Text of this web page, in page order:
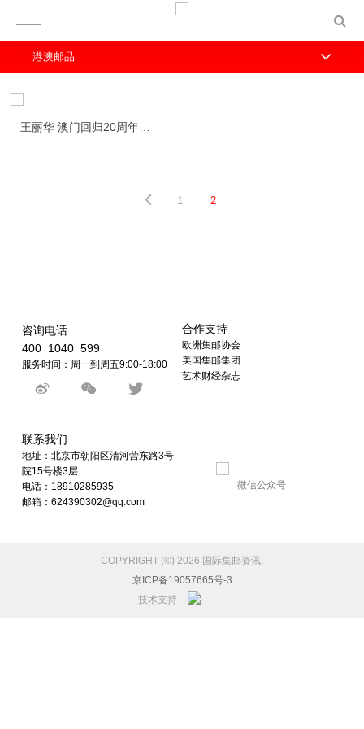
王丽华 澳门回归20周年系列邮票发行
1 2
咨询电话
400 1040 599
服务时间：周一到周五9:00-18:00
合作支持
欧洲集邮协会
美国集邮集团
艺术财经杂志
联系我们
地址：北京市朝阳区清河营东路3号
院15号楼3层
电话：18910285935
邮箱：624390302@qq.com
微信公众号
COPYRIGHT (©) 2026 国际集邮资讯.
京ICP备19057665号-3
技术支持
港澳邮品